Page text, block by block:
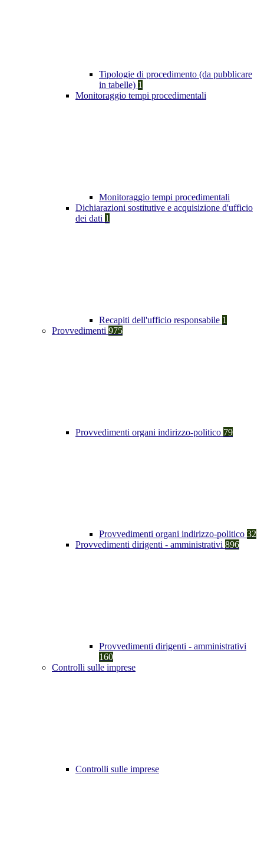
Tipologie di procedimento (da pubblicare
in tabelle) 1
Monitoraggio tempi procedimentali
Monitoraggio tempi procedimentali
Dichiarazioni sostitutive e acquisizione d'ufficio
dei dati 1
Recapiti dell'ufficio responsabile 1
Provvedimenti 975
Provvedimenti organi indirizzo-politico 79
Provvedimenti organi indirizzo-politico 32
Provvedimenti dirigenti - amministrativi 896
Provvedimenti dirigenti - amministrativi
160
Controlli sulle imprese
Controlli sulle imprese